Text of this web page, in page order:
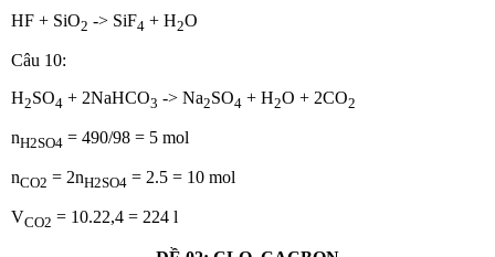
HF + SiO2 -> SiF4 + H2O
Câu 10:
H2SO4 + 2NaHCO3 -> Na2SO4 + H2O + 2CO2
nH2SO4 = 490/98 = 5 mol
nCO2 = 2nH2SO4 = 2.5 = 10 mol
VCO2 = 10.22,4 = 224 l